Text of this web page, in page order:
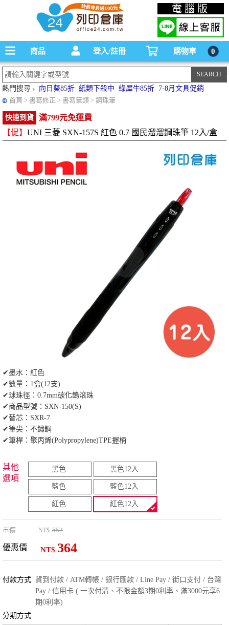
碳粉匣，墨水匣,原廠碳粉匣，副廠碳粉匣，環保碳粉匣,連續供墨印表機-office24列印
倉庫線上購物手機版
電腦版
商品 登入/註冊 購物車 0
熱門搜尋 向日葵85折 紙類下殺中 綠犀牛85折 7-8月文具促銷
首頁 > 書寫修正 > 書寫筆類 > 鋼珠筆
快速到貨
滿799元免運費
【促】 UNI 三菱 SXN-157S 紅色 0.7 國民溜溜鋼珠筆 12入/盒
✔墨水：紅色
✔數量：1盒(12支)
✔球珠徑：0.7mm碳化鎢滾珠
✔商品型號：SXN-150(S)
✔替芯：SXR-7
✔筆尖：不鏽鋼
✔筆桿：聚丙烯(Polypropylene)TPE握柄
其他
選項
黑色 黑色12入
藍色 藍色12入
紅色 紅色12入
市價 NT$ 552
優惠價 NT$ 364
付款方式 貨到付款 / ATM轉帳 / 銀行匯款 / Line Pay / 街口支付 / 台灣
Pay / 信用卡 ( 一次付清、不限金額3期0利率、滿3000元享6
期0利率)
分期方式